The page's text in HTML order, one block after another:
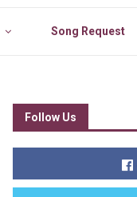
Song Request
Follow Us